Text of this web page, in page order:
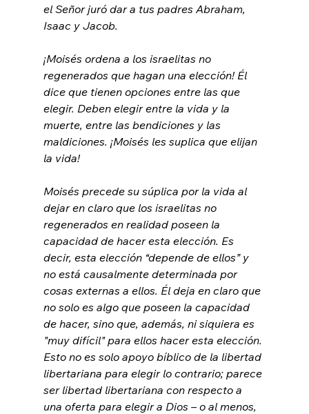
el Señor juró dar a tus padres Abraham,
Isaac y Jacob.
¡Moisés ordena a los israelitas no
regenerados que hagan una elección! Él
dice que tienen opciones entre las que
elegir. Deben elegir entre la vida y la
muerte, entre las bendiciones y las
maldiciones. ¡Moisés les suplica que elijan
la vida!
Moisés precede su súplica por la vida al
dejar en claro que los israelitas no
regenerados en realidad poseen la
capacidad de hacer esta elección. Es
decir, esta elección “depende de ellos” y
no está causalmente determinada por
cosas externas a ellos. Él deja en claro que
no solo es algo que poseen la capacidad
de hacer, sino que, además, ni siquiera es
"muy difícil" para ellos hacer esta elección.
Esto no es solo apoyo bíblico de la libertad
libertariana para elegir lo contrario; parece
ser libertad libertariana con respecto a
una oferta para elegir a Dios – o al menos,